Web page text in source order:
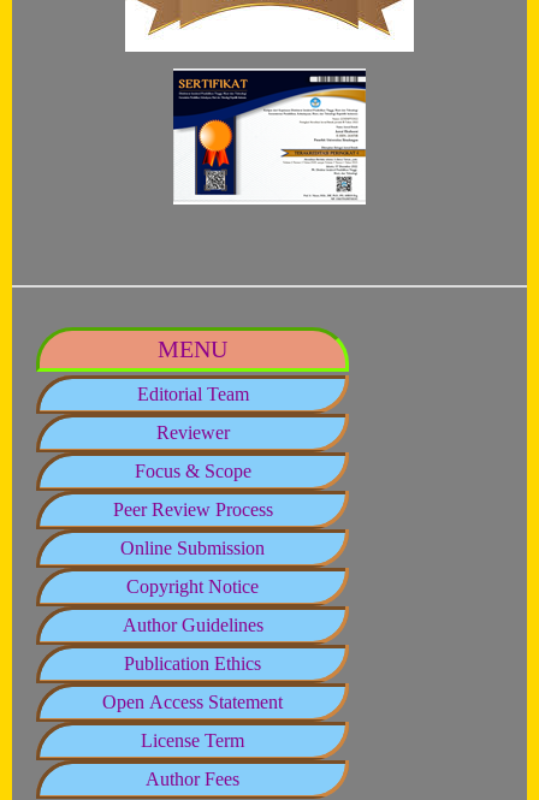
MENU
Editorial Team
Reviewer
Focus & Scope
Peer Review Process
Online Submission
Copyright Notice
Author Guidelines
Publication Ethics
Open Access Statement
License Term
Author Fees